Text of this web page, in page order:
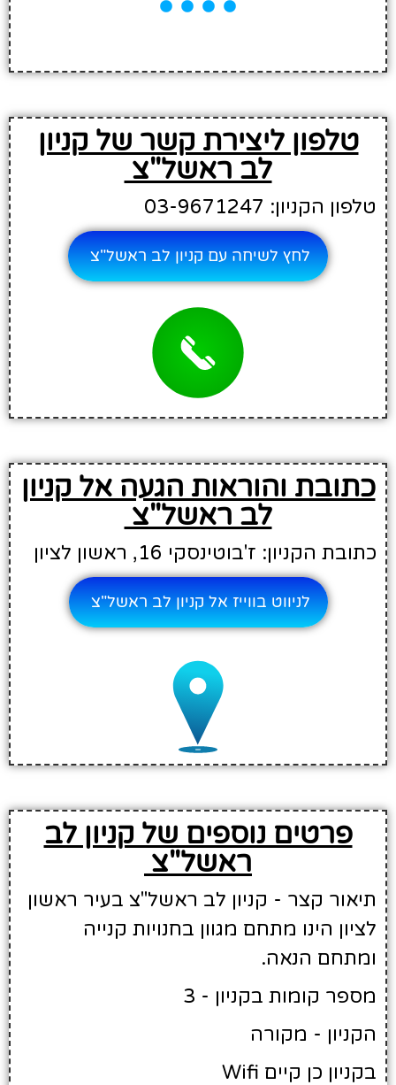
טלפון ליצירת קשר של קניון
לב ראשל"צ
טלפון הקניון: 03-9671247
לחץ לשיחה עם קניון לב ראשל"צ
כתובת והוראות הגעה אל קניון
לב ראשל"צ
כתובת הקניון: ז'בוטינסקי 16, ראשון לציון
לניווט בווייז אל קניון לב ראשל"צ
פרטים נוספים של קניון לב
ראשל"צ
תיאור קצר - קניון לב ראשל"צ בעיר ראשון
לציון הינו מתחם מגוון בחנויות קנייה
ומתחם הנאה.
מספר קומות בקניון - 3
הקניון - מקורה
בקניון כן קיים Wifi